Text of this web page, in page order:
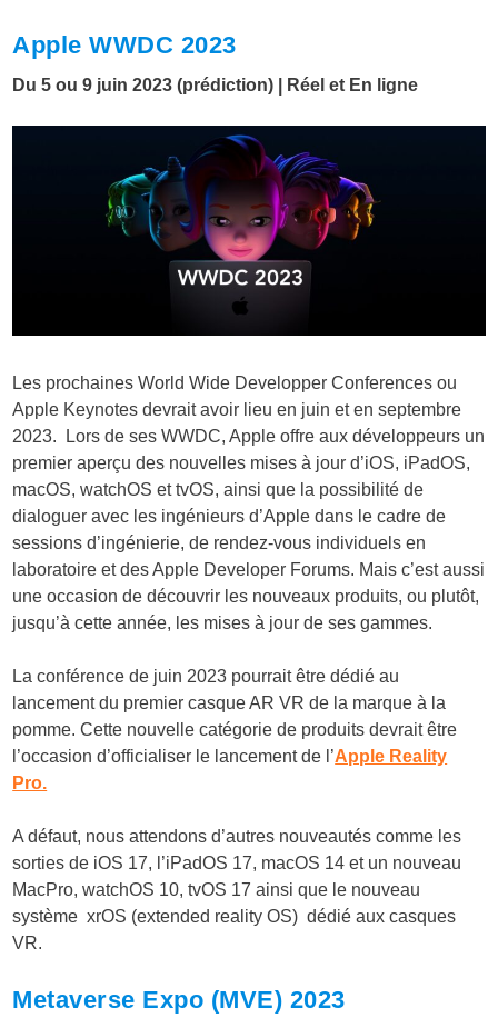
Apple WWDC 2023
Du 5 ou 9 juin 2023 (prédiction) | Réel et En ligne
Les prochaines World Wide Developper Conferences ou
Apple Keynotes devrait avoir lieu en juin et en septembre
2023. Lors de ses WWDC, Apple offre aux développeurs un
premier aperçu des nouvelles mises à jour d’iOS, iPadOS,
macOS, watchOS et tvOS, ainsi que la possibilité de
dialoguer avec les ingénieurs d’Apple dans le cadre de
sessions d’ingénierie, de rendez-vous individuels en
laboratoire et des Apple Developer Forums. Mais c’est aussi
une occasion de découvrir les nouveaux produits, ou plutôt,
jusqu’à cette année, les mises à jour de ses gammes.
La conférence de juin 2023 pourrait être dédié au
lancement du premier casque AR VR de la marque à la
pomme. Cette nouvelle catégorie de produits devrait être
l’occasion d’officialiser le lancement de l’Apple Reality
Pro.
A défaut, nous attendons d’autres nouveautés comme les
sorties de iOS 17, l’iPadOS 17, macOS 14 et un nouveau
MacPro, watchOS 10, tvOS 17 ainsi que le nouveau
système xrOS (extended reality OS) dédié aux casques
VR.
Metaverse Expo (MVE) 2023